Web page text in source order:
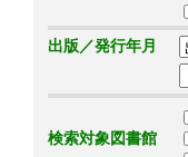
出版／発行年月
検索対象図書館